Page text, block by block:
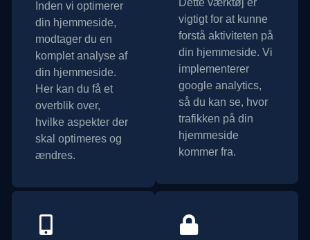
Inden vi optimerer
din hjemmeside,
modtager du en
komplet analyse af
din hjemmeside.
Her kan du få et
overblik over,
hvilke aspekter der
skal optimeres og
ændres.
vigtigt for at kunne
forstå aktiviteten på
din hjemmeside. Vi
implementerer
google analytics,
så du kan se, hvor
trafikken på din
hjemmeside
kommer fra.